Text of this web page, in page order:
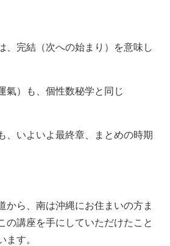
、完結（次への始まり）を意味し
氣）も、個性数秘学と同じ
、いよいよ最終章、まとめの時期
から、南は沖縄にお住まいの方ま
の講座を手にしていただけたこと
ます。